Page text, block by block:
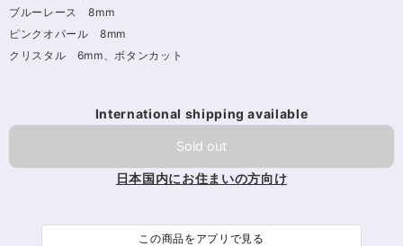
ブルーレース 8mm
ピンクオパール 8mm
クリスタル 6mm、ボタンカット
International shipping available
Sold out
日本国内にお住まいの方向け
この商品をアプリで見る